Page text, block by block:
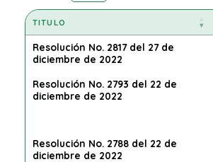
TITULO
Resolución No. 2817 del 27 de
diciembre de 2022
Resolución No. 2793 del 22 de
diciembre de 2022
Resolución No. 2788 del 22 de
diciembre de 2022